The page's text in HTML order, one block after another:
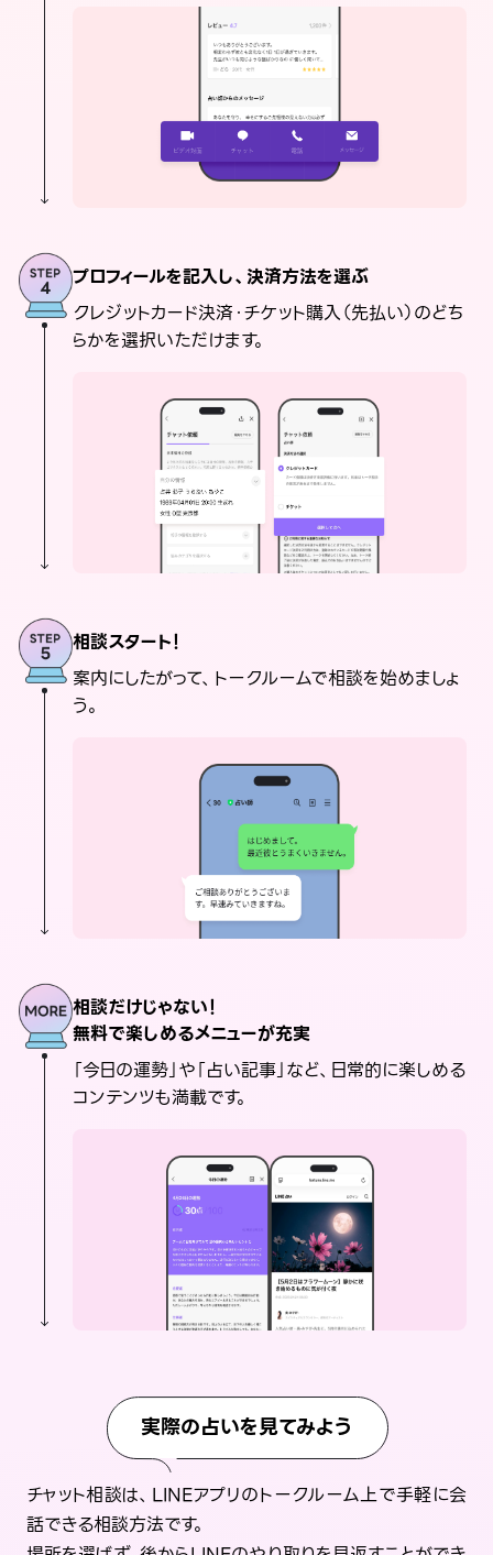
プロフィールを記入し、決済方法を選ぶ
クレジットカード決済・チケット購入（先払い）のどち
らかを選択いただけます。
相談スタート！
案内にしたがって、トークルームで相談を始めましょ
う。
相談だけじゃない！
無料で楽しめるメニューが充実
「今日の運勢」や「占い記事」など、日常的に楽しめる
コンテンツも満載です。
実際の占いを見てみよう
チャット相談は、LINEアプリのトークルーム上で手軽に会
話できる相談方法です。